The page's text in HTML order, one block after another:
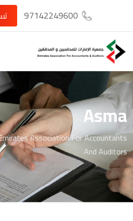
content
97142249600
Asma
Association For Accountants
And Auditors